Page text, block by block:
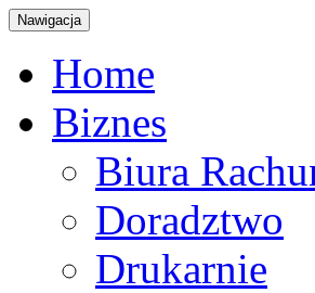
Nawigacja
Home
Biznes
Biura
Doradztwo
Drukarnie